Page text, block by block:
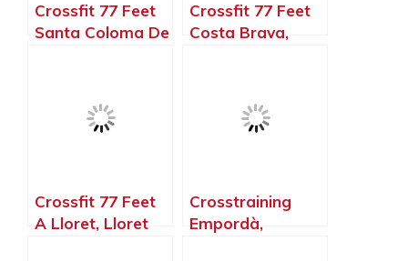
Crossfit 77 Feet
Santa Coloma De
Crossfit 77 Feet
Costa Brava,
Crossfit 77 Feet
A Lloret, Lloret
Crosstraining
Empordà,